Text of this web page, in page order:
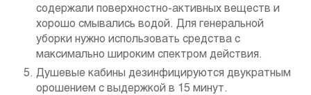
содержали поверхностно-активных веществ и
хорошо смывались водой. Для генеральной
уборки нужно использовать средства с
максимально широким спектром действия.
Душевые кабины дезинфицируются двукратным
орошением с выдержкой в 15 минут.